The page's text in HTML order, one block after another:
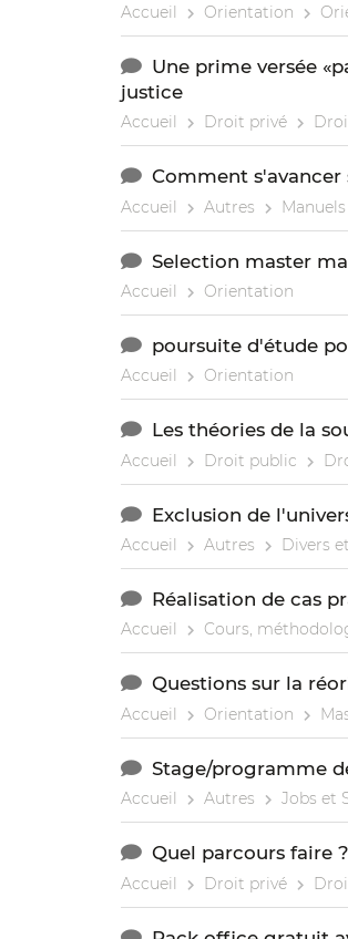
Accueil Orientation
Une prime versée
justice
Accueil Droit privé
Comment s'avancer
Accueil Autres
Selection master
Accueil Orientation
poursuite d'étude
Accueil Orientation
Les théories de la
Accueil Droit public
Exclusion de
Accueil Autres Divers
Réalisation de cas
Accueil Cours,
Questions sur la
Accueil Orientation
Stage/programme
Accueil Autres Jobs et
Quel parcours faire ?
Accueil Droit privé